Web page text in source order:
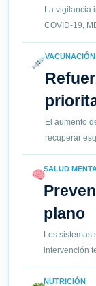
La vigilancia
COVID-19,
VACUNACIÓN
El aumento
recuperar
SALUD
plano
Los sistemas
intervención
NUTRICIÓN